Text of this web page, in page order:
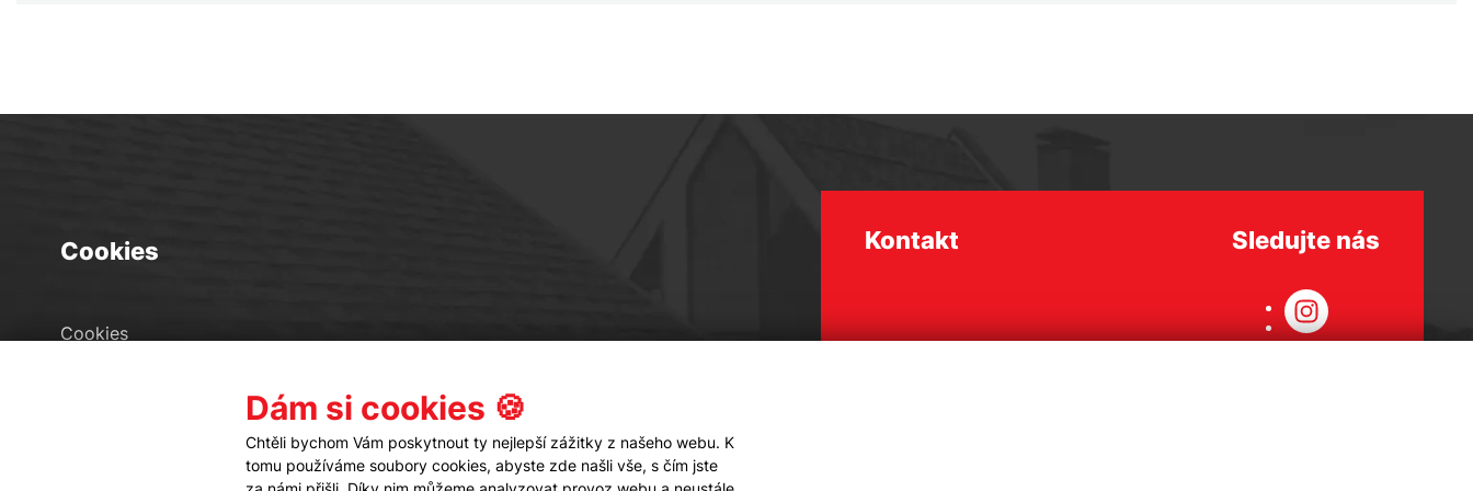
Cookies
Cookies
Kontakt Sledujte nás
Dám si cookies 🍪
Chtěli bychom Vám poskytnout ty nejlepší zážitky z našeho webu. K
tomu používáme soubory cookies, abyste zde našli vše, s čím jste